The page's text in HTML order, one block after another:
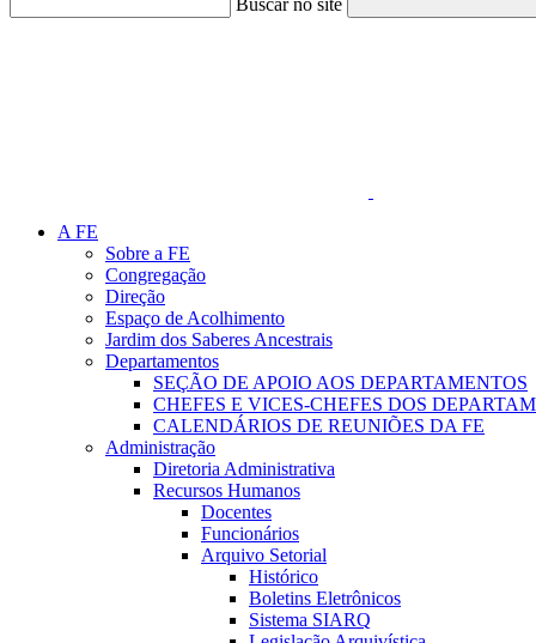
Buscar no site
A FE
Sobre a FE
Congregação
Direção
Espaço de Acolhimento
Jardim dos Saberes Ancestrais
Departamentos
SEÇÃO DE APOIO AOS DEPARTAMENTOS
CHEFES E VICES-CHEFES DOS
CALENDÁRIOS DE REUNIÕES DA FE
Administração
Diretoria Administrativa
Recursos Humanos
Docentes
Funcionários
Arquivo Setorial
Histórico
Boletins Eletrônicos
Sistema SIARQ